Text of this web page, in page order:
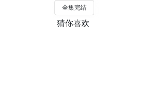
全集完结
猜你喜欢